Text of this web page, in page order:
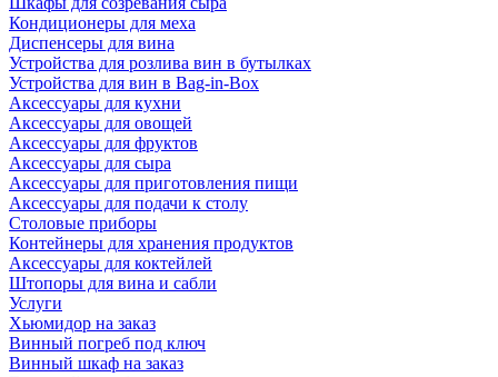
Кондиционеры для меха
Диспенсеры для вина
Устройства для розлива вин в бутылках
Устройства для вин в Bag-in-Box
Аксессуары для кухни
Аксессуары для овощей
Аксессуары для фруктов
Аксессуары для сыра
Аксессуары для приготовления пищи
Аксессуары для подачи к столу
Столовые приборы
Контейнеры для хранения продуктов
Аксессуары для коктейлей
Штопоры для вина и сабли
Услуги
Хьюмидор на заказ
Винный погреб под ключ
Винный шкаф на заказ